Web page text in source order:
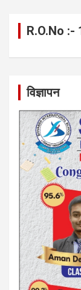
R.O.No :-
विज्ञापन